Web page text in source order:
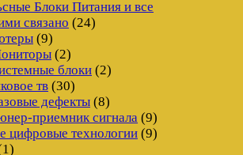
Блоки Питания и все
связано (24)
(9)
(2)
блоки (2)
тв (30)
дефекты (8)
приемник сигнала (9)
цифровые технологии (9)